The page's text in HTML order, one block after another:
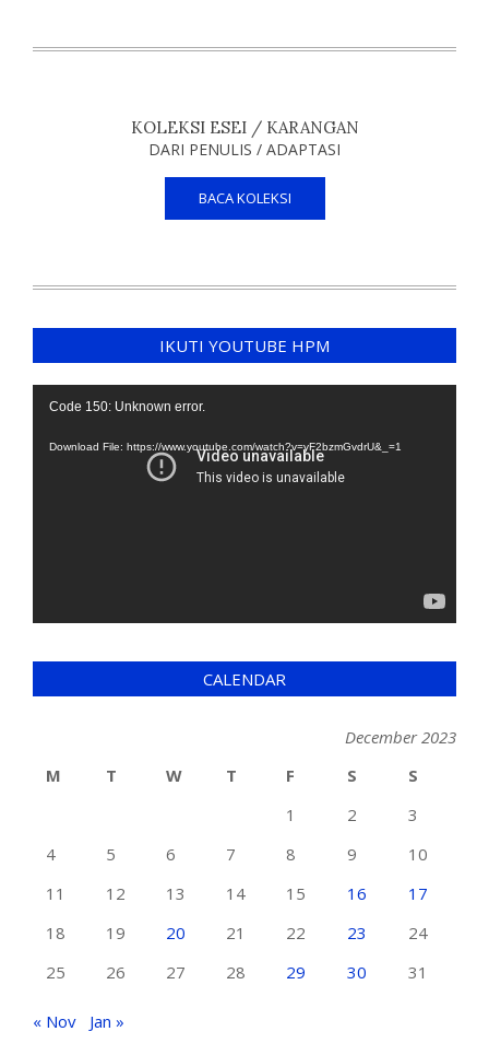
KOLEKSI ESEI / KARANGAN
DARI PENULIS / ADAPTASI
BACA KOLEKSI
IKUTI YOUTUBE HPM
Video
Code 150: Unknown error.
Download File: https://www.youtube.com/watch?v=yF2bzmGvdrU&_=1
CALENDAR
December 2023
M
T W T F S
S
1
2
3
4
5 6 7 8 9
10
11
12 13 14 15 16
17
18
19 20 21 22 23
24
25
26 27 28 29 30 31
« Nov Jan »